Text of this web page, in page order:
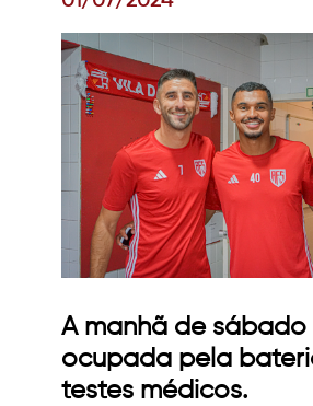
A manhã de sábado
ocupada pela
testes médicos.